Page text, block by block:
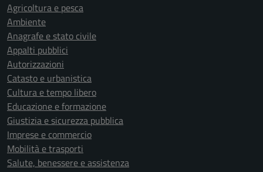
Agricoltura e pesca
Ambiente
Anagrafe e stato civile
Appalti pubblici
Autorizzazioni
Catasto e urbanistica
Cultura e tempo libero
Educazione e formazione
Giustizia e sicurezza pubblica
Imprese e commercio
Mobilità e trasporti
Salute, benessere e assistenza